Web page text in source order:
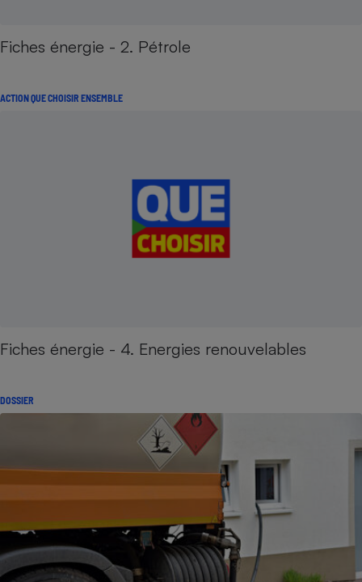
Fiches énergie - 2. Pétrole
ACTION QUE CHOISIR ENSEMBLE
Fiches énergie - 4. Energies renouvelables
DOSSIER